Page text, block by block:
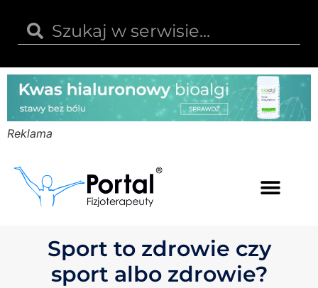
Reklama
Sport to zdrowie czy
sport albo zdrowie?